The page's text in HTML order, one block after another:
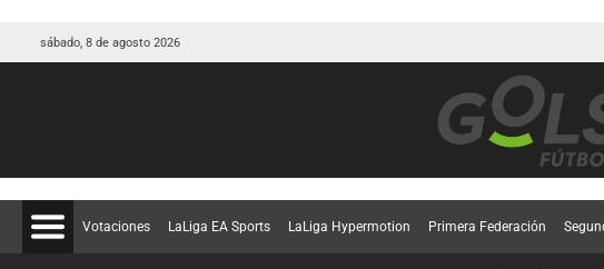
sábado, 8 de agosto 2026
Votaciones LaLiga EA Sports LaLiga Hypermotion Primera Federación